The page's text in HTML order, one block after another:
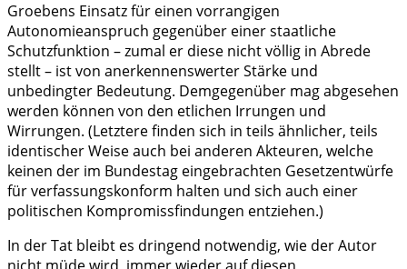
Groebens Einsatz für einen vorrangigen
Autonomieanspruch gegenüber einer staatliche
Schutzfunktion – zumal er diese nicht völlig in Abrede
stellt – ist von anerkennenswerter Stärke und
unbedingter Bedeutung. Demgegenüber mag abgesehen
werden können von den etlichen Irrungen und
Wirrungen. (Letztere finden sich in teils ähnlicher, teils
identischer Weise auch bei anderen Akteuren, welche
keinen der im Bundestag eingebrachten Gesetzentwürfe
für verfassungskonform halten und sich auch einer
politischen Kompromissfindungen entziehen.)
In der Tat bleibt es dringend notwendig, wie der Autor